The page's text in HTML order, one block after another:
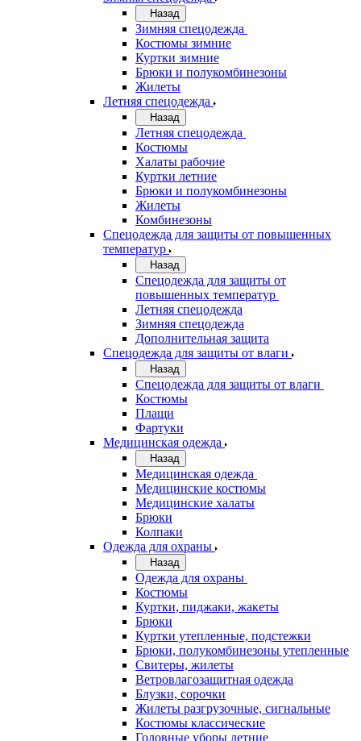
Назад
Зимняя спецодежда
Костюмы зимние
Куртки зимние
Брюки и полукомбинезоны
Жилеты
Летняя спецодежда
Назад
Летняя спецодежда
Костюмы
Халаты рабочие
Куртки летние
Брюки и полукомбинезоны
Жилеты
Комбинезоны
Спецодежда для защиты от повышенных
температур
Назад
Спецодежда для защиты от
повышенных температур
Летняя спецодежда
Зимняя спецодежда
Дополнительная защита
Спецодежда для защиты от влаги
Назад
Спецодежда для защиты от влаги
Костюмы
Плащи
Фартуки
Медицинская одежда
Назад
Медицинская одежда
Медицинские костюмы
Медицинские халаты
Брюки
Колпаки
Одежда для охраны
Назад
Одежда для охраны
Костюмы
Куртки, пиджаки, жакеты
Брюки
Куртки утепленные, подстежки
Брюки, полукомбинезоны утепленные
Свитеры, жилеты
Ветровлагозащитная одежда
Блузки, сорочки
Жилеты разгрузочные, сигнальные
Костюмы классические
Головные уборы летние